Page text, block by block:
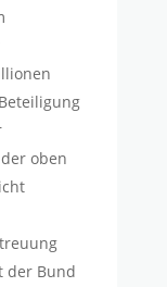
oben
der Bund